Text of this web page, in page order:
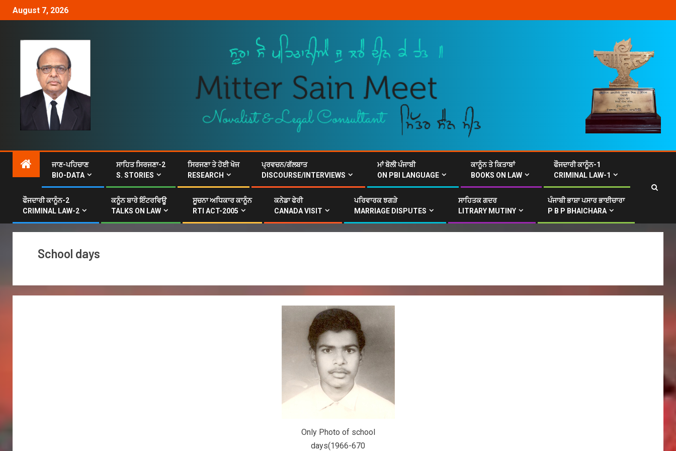
August 7, 2026
ਜਾਣ-ਪਹਿਚਾਣ
BIO-DATA
ਸਾਹਿਤ ਸਿਰਜਣਾ-2
S. STORIES
ਸਿਰਜਣਾ ਤੇ ਹੋਈ ਖੋਜ
RESEARCH
ਪ੍ਰਵਚਨ/ਗੱਲਬਾਤ
DISCOURSE/INTERVIEWS
ਮਾਂ ਬੋਲੀ ਪੰਜਾਬੀ
ON PBI LANGUAGE
ਕਾਨੂੰਨ ਤੇ ਕਿਤਾਬਾਂ
BOOKS ON LAW
ਫੌਜਦਾਰੀ ਕਾਨੂੰਨ-1
CRIMINAL LAW-1
ਫੌਜਦਾਰੀ ਕਾਨੂੰਨ-2
CRIMINAL LAW-2
ਕਨੂੰਨ ਬਾਰੇ ਇੰਟਰਵਿਊ
TALKS ON LAW
ਸੂਚਨਾ ਅਧਿਕਾਰ ਕਾਨੂੰਨ
RTI ACT-2005
ਕਨੇਡਾ ਫੇਰੀ
CANADA VISIT
ਪਰਿਵਾਰਕ ਝਗੜੇ
MARRIAGE DISPUTES
ਸਾਹਿਤਕ ਗਦਰ
LITRARY MUTINY
ਪੰਜਾਬੀ ਭਾਸ਼ਾ ਪਸਾਰ ਭਾਈਚਾਰਾ
P B P BHAICHARA
School days
Only Photo of school
days(1966-670